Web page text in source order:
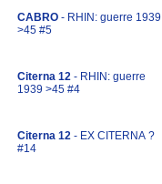
CABRO - RHIN: guerre 1939
>45 #5
Citerna 12 - RHIN: guerre
1939 >45 #4
Citerna 12 - EX CITERNA ?
#14